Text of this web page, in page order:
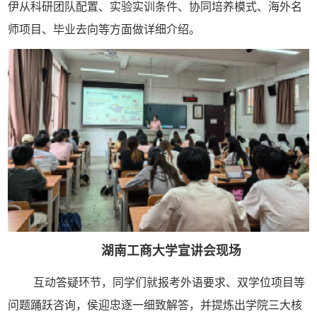
伊从科研团队配置、实验实训条件、协同培养模式、海外名
师项目、毕业去向等方面做详细介绍。
湖南工商大学宣讲会现场
互动答疑环节，同学们就报考外语要求、双学位项目等
问题踊跃咨询，侯迎忠逐一细致解答，并提炼出学院三大核